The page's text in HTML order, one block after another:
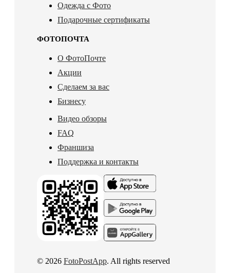
Одежда с Фото
Подарочные сертификаты
ФОТОПОЧТА
О ФотоПочте
Акции
Сделаем за вас
Бизнесу
Видео обзоры
FAQ
Франшиза
Поддержка и контакты
© 2026 FotoPostApp. All rights reserved